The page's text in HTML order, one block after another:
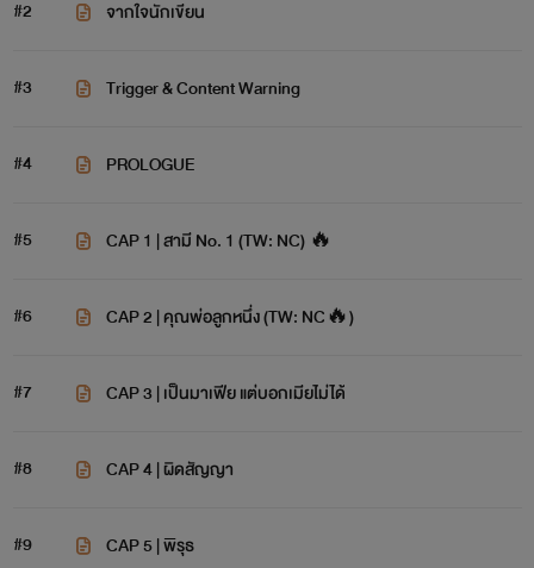
#2 จากใจนักเขียน
#3 Trigger & Content Warning
#4 PROLOGUE
#5 CAP 1 | สามี No. 1 (TW: NC) 🔥
#6 CAP 2 | คุณพ่อลูกหนึ่ง (TW: NC🔥)
#7 CAP 3 | เป็นมาเฟีย แต่บอกเมียไม่ได้
#8 CAP 4 | ผิดสัญญา
#9 CAP 5 | พิรุธ